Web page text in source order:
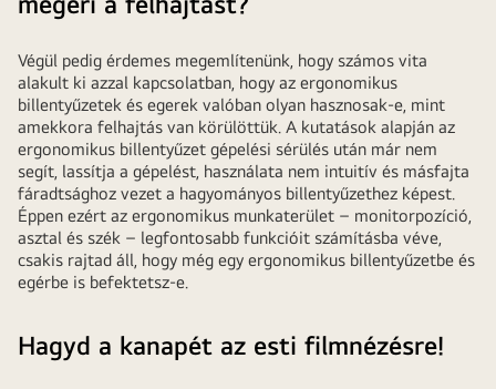
fontos
állítható
magasságú
monitor.
Végül pedig érdemes megemlítenünk, hogy számos vita
alakult ki azzal kapcsolatban, hogy az ergonomikus
billentyűzetek és egerek valóban olyan hasznosak-e, mint
amekkora felhajtás van körülöttük. A kutatások alapján az
ergonomikus billentyűzet gépelési sérülés után már nem
segít, lassítja a gépelést, használata nem intuitív és másfajta
fáradtsághoz vezet a hagyományos billentyűzethez képest.
Éppen ezért az ergonomikus munkaterület – monitorpozíció,
asztal és szék – legfontosabb funkcióit számításba véve,
csakis rajtad áll, hogy még egy ergonomikus billentyűzetbe és
egérbe is befektetsz-e.
Hagyd a kanapét az esti filmnézésre!